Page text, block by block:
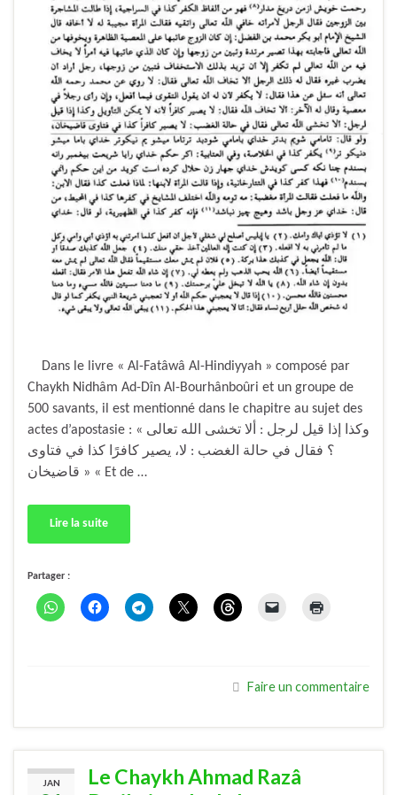
Dans le livre « Al-Fatâwâ Al-Hindiyyah » composé par
Chaykh Nidhâm Ad-Dîn Al-Bourhânboûri et un groupe de
500 savants, il est mentionné dans le chapitre au sujet des
actes d’apostasie : « وكذا إذا قيل لرجل : ألا تخشى الله تعالى
؟ فقال في حالة الغضب : لا، يصير كافرًا كذا في فتاوى
قاضيخان » « Et de …
Lire la suite
Partager :
Faire un commentaire
JAN
Le Chaykh Ahmad Razâ